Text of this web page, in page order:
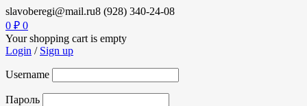
slavoberegi@mail.ru8 (928) 340-24-08
0 ₽ 0
Your shopping cart is empty
Login / Sign up
Username
Пароль